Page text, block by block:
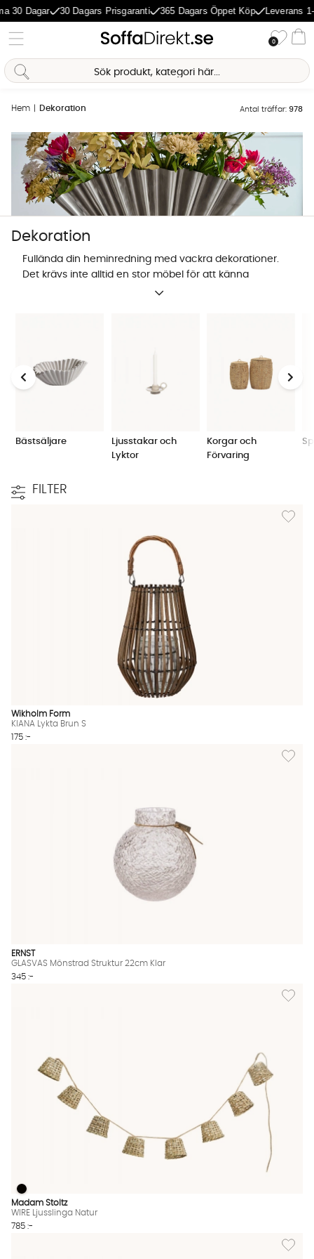
30 Dagars Prisgaranti 365 Dagars Öppet Köp Leverans 1-5
0
Hem Dekoration Antal träffar: 978
Dekoration
Fullända din heminredning med vackra dekorationer.
Det krävs inte alltid en stor möbel för att känna
förändring i hemmet, även en liten detalj så som en
Bästsäljare
Ljusstakar och
Lyktor
Korgar och
Förvaring
FILTER
Lägg
Wikholm Form
KIANA Lykta Brun S
175 :-
Lägg
ERNST
GLASVAS Mönstrad Struktur 22cm Klar
345 :-
Lägg
WIRE Ljusslinga Natur Finns även i dessa färger:
WIRE Ljusslinga Natur
Madam Stoltz
WIRE Ljusslinga Natur
785 :-
Lägg